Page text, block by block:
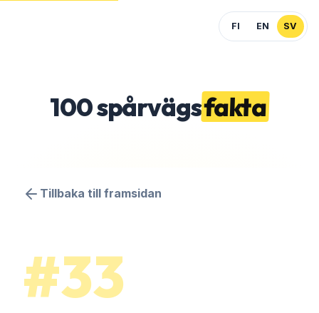
FI EN SV
100spårvägsfakta
Tillbaka till framsidan
#33